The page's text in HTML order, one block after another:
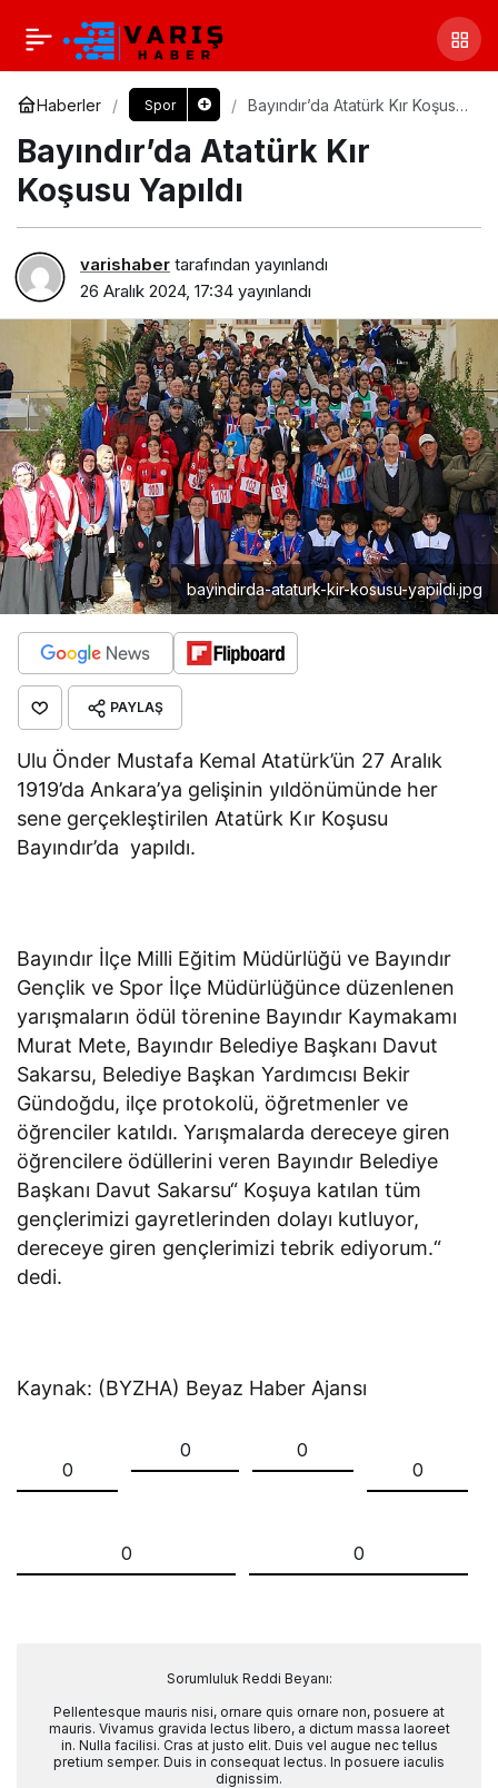
Haberler Spor
Bayındır’da Atatürk Kır Koşusu
Bayındır’da Atatürk Kır
Koşusu Yapıldı
varishaber tarafından yayınlandı
26 Aralık 2024, 17:34 yayınlandı
bayindirda-ataturk-kir-kosusu-yapildi.jpg
PAYLAŞ
Ulu Önder Mustafa Kemal Atatürk’ün 27 Aralık
1919’da Ankara’ya gelişinin yıldönümünde her
sene gerçekleştirilen Atatürk Kır Koşusu
Bayındır’da yapıldı.
Bayındır İlçe Milli Eğitim Müdürlüğü ve Bayındır
Gençlik ve Spor İlçe Müdürlüğünce düzenlenen
yarışmaların ödül törenine Bayındır Kaymakamı
Murat Mete, Bayındır Belediye Başkanı Davut
Sakarsu, Belediye Başkan Yardımcısı Bekir
Gündoğdu, ilçe protokolü, öğretmenler ve
öğrenciler katıldı. Yarışmalarda dereceye giren
öğrencilere ödüllerini veren Bayındır Belediye
Başkanı Davut Sakarsu“ Koşuya katılan tüm
gençlerimizi gayretlerinden dolayı kutluyor,
dereceye giren gençlerimizi tebrik ediyorum.“
dedi.
Kaynak: (BYZHA) Beyaz Haber Ajansı
0
0
0
0
0 0
Sorumluluk Reddi Beyanı:
Pellentesque mauris nisi, ornare quis ornare non, posuere at
mauris. Vivamus gravida lectus libero, a dictum massa laoreet
in. Nulla facilisi. Cras at justo elit. Duis vel augue nec tellus
pretium semper. Duis in consequat lectus. In posuere iaculis
dignissim.